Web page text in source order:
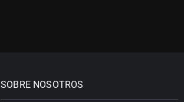
SOBRE NOSOTROS